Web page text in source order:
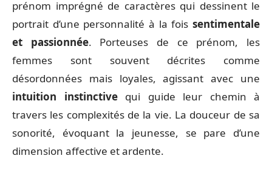
prénom imprégné de caractères qui dessinent le
portrait d’une personnalité à la fois sentimentale
et passionnée. Porteuses de ce prénom, les
femmes sont souvent décrites comme
désordonnées mais loyales, agissant avec une
intuition instinctivequi guide leur chemin à
travers les complexités de la vie. La douceur de sa
sonorité, évoquant la jeunesse, se pare d’une
dimension affective et ardente.